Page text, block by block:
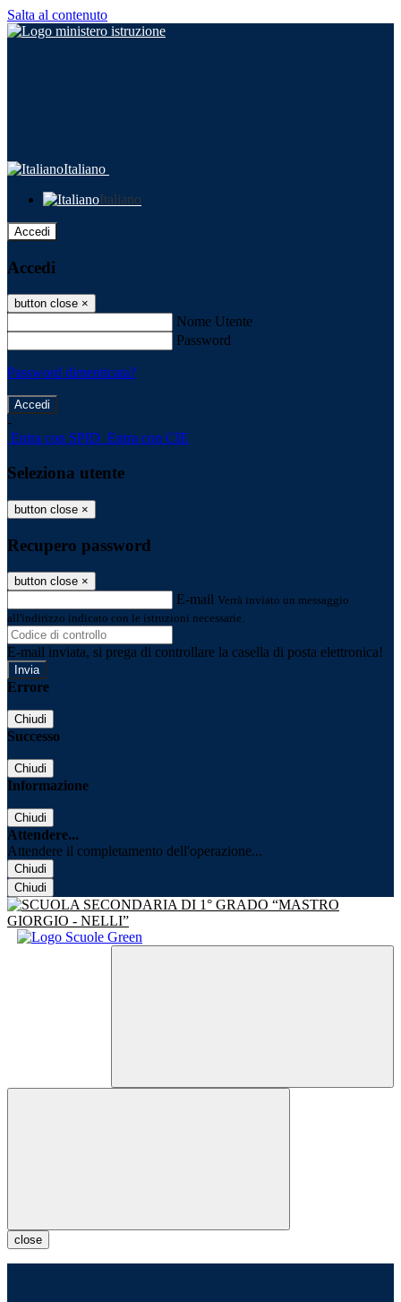
Salta al contenuto
Italiano
Italiano
Accedi
Accedi
button close ×
Nome Utente
Password
Password dimenticata?
-
Entra con SPID Entra con CIE
Seleziona utente
button close ×
Recupero password
button close ×
E-mail Verrà inviato un messaggio
all'indirizzo indicato con le istruzioni necessarie.
E-mail inviata, si prega di controllare la casella di posta elettronica!
Errore
Chiudi
Successo
Chiudi
Informazione
Chiudi
Attendere...
Attendere il completamento dell'operazione...
Chiudi
Chiudi
close